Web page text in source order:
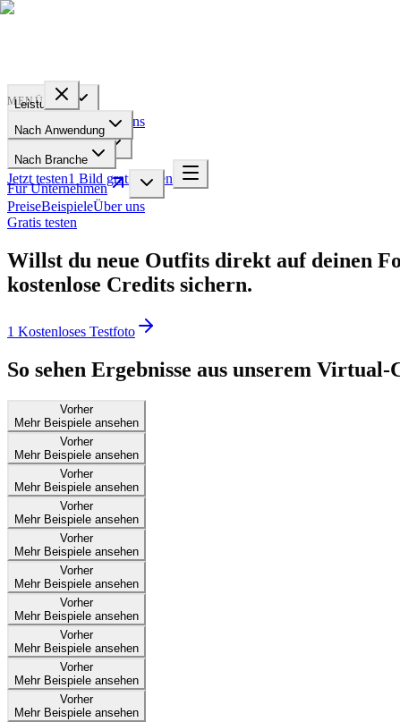
Leistungen
Über uns
Für Unternehmen
Jetzt testen1 Bild gratis testen
MENÜ
Nach Anwendung
Nach Branche
Für Unternehmen
PreiseBeispieleÜber uns
Gratis testen
Willst du neue Outfits direkt auf deinen
kostenlose Credits sichern.
1 Kostenloses Testfoto
So sehen Ergebnisse aus unserem
Vorher
Mehr Beispiele ansehen
Vorher
Mehr Beispiele ansehen
Vorher
Mehr Beispiele ansehen
Vorher
Mehr Beispiele ansehen
Vorher
Mehr Beispiele ansehen
Vorher
Mehr Beispiele ansehen
Vorher
Mehr Beispiele ansehen
Vorher
Mehr Beispiele ansehen
Vorher
Mehr Beispiele ansehen
Vorher
Mehr Beispiele ansehen